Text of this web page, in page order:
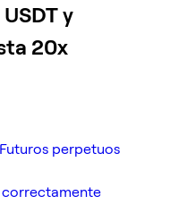
y
20x
perpetuos
correctamente